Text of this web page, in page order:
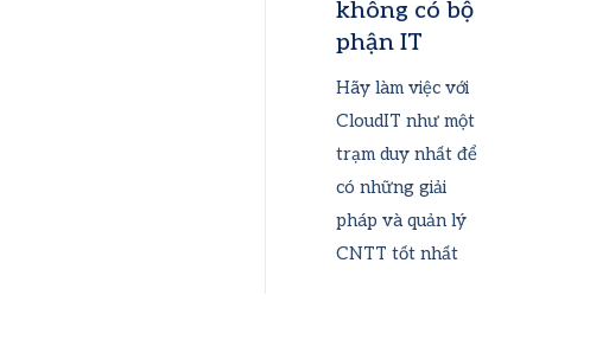
không có bộ
phận IT
Hãy làm việc với
CloudIT như một
trạm duy nhất để
có những giải
pháp và quản lý
CNTT tốt nhất